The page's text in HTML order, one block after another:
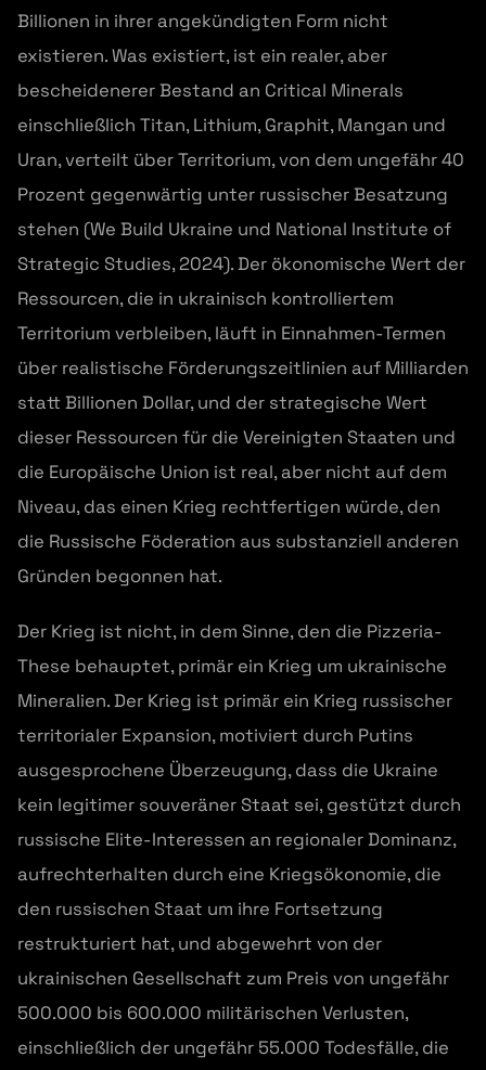
Billionen in ihrer angekündigten Form nicht
existieren. Was existiert, ist ein realer, aber
bescheidenerer Bestand an Critical Minerals
einschließlich Titan, Lithium, Graphit, Mangan und
Uran, verteilt über Territorium, von dem ungefähr 40
Prozent gegenwärtig unter russischer Besatzung
stehen (We Build Ukraine und National Institute of
Strategic Studies, 2024). Der ökonomische Wert der
Ressourcen, die in ukrainisch kontrolliertem
Territorium verbleiben, läuft in Einnahmen-Termen
über realistische Förderungszeitlinien auf Milliarden
statt Billionen Dollar, und der strategische Wert
dieser Ressourcen für die Vereinigten Staaten und
die Europäische Union ist real, aber nicht auf dem
Niveau, das einen Krieg rechtfertigen würde, den
die Russische Föderation aus substanziell anderen
Gründen begonnen hat.
Der Krieg ist nicht, in dem Sinne, den die Pizzeria-
These behauptet, primär ein Krieg um ukrainische
Mineralien. Der Krieg ist primär ein Krieg russischer
territorialer Expansion, motiviert durch Putins
ausgesprochene Überzeugung, dass die Ukraine
kein legitimer souveräner Staat sei, gestützt durch
russische Elite-Interessen an regionaler Dominanz,
aufrechterhalten durch eine Kriegsökonomie, die
den russischen Staat um ihre Fortsetzung
restrukturiert hat, und abgewehrt von der
ukrainischen Gesellschaft zum Preis von ungefähr
500.000 bis 600.000 militärischen Verlusten,
einschließlich der ungefähr 55.000 Todesfälle, die